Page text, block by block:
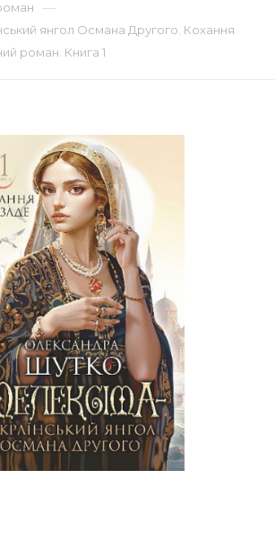
—
янгол Османа Другого. Кохання
роман. Книга 1